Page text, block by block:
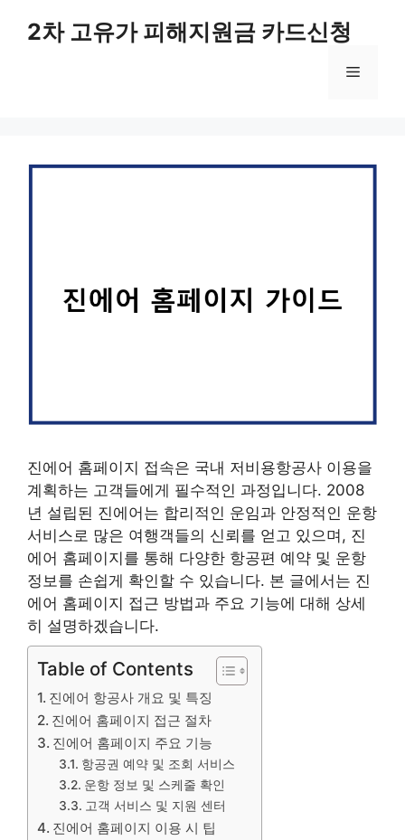
2차 고유가 피해지원금 카드신청
메
진에어 홈페이지 접속은 국내 저비용항공사 이용을
계획하는 고객들에게 필수적인 과정입니다. 2008
년 설립된 진에어는 합리적인 운임과 안정적인 운항
서비스로 많은 여행객들의 신뢰를 얻고 있으며, 진
에어 홈페이지를 통해 다양한 항공편 예약 및 운항
정보를 손쉽게 확인할 수 있습니다. 본 글에서는 진
에어 홈페이지 접근 방법과 주요 기능에 대해 상세
히 설명하겠습니다.
Table of Contents
진에어 항공사 개요 및 특징
진에어 홈페이지 접근 절차
진에어 홈페이지 주요 기능
항공권 예약 및 조회 서비스
운항 정보 및 스케줄 확인
고객 서비스 및 지원 센터
진에어 홈페이지 이용 시 팁